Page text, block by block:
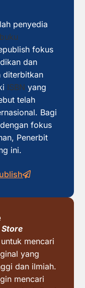
penyedia
fokus
dan
diterbitkan
ISBN yang
telah
Bagi
fokus
Penerbit
ini.
mencari
yang
dan ilmiah.
mencari